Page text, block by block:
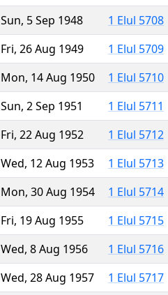
Sun, 5 Sep 1948
1 Elul 5708
Fri, 26 Aug 1949
1 Elul 5709
Mon, 14 Aug 1950
1 Elul 5710
Sun, 2 Sep 1951
1 Elul 5711
Fri, 22 Aug 1952
1 Elul 5712
Wed, 12 Aug 1953
1 Elul 5713
Mon, 30 Aug 1954
1 Elul 5714
Fri, 19 Aug 1955
1 Elul 5715
Wed, 8 Aug 1956
1 Elul 5716
Wed, 28 Aug 1957
1 Elul 5717